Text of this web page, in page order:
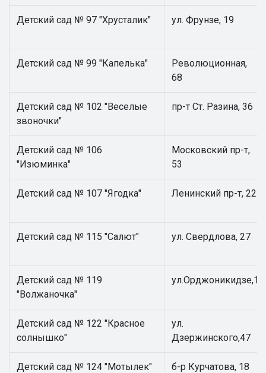
Детский сад № 97 "Хрусталик" ул. Фрунзе, 19
Детский сад № 99 "Капелька"
Революционная,
68
Детский сад № 102 "Веселые
звоночки"
пр-т Ст. Разина, 36
Детский сад № 106
"Изюминка"
Московский пр-т,
53
Детский сад № 107 "Ягодка" Ленинский пр-т, 22
Детский сад № 115 "Салют" ул. Свердлова, 27
Детский сад № 119
"Волжаночка"
ул.Орджоникидзе,1
Детский сад № 122 "Красное
солнышко"
ул.
Дзержинского,47
Детский сад № 124 "Мотылек" б-р Курчатова, 18